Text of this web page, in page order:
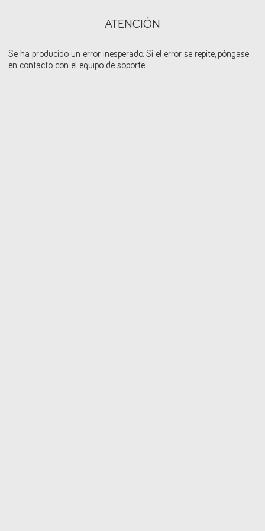
ATENCIÓN
Se ha producido un error inesperado. Si el error se repite, póngase
en contacto con el equipo de soporte.